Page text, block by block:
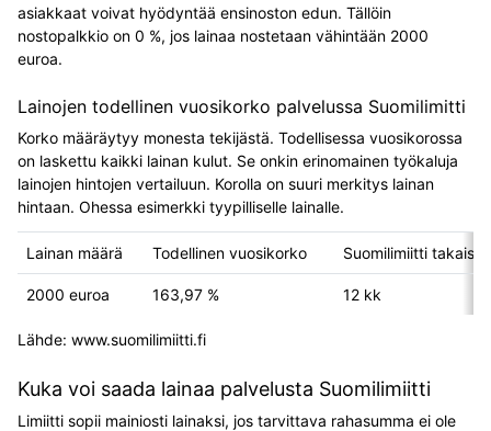
asiakkaat voivat hyödyntää ensinoston edun. Tällöin
nostopalkkio on 0 %, jos lainaa nostetaan vähintään 2000
euroa.
Lainojen todellinen vuosikorko palvelussa Suomilimitti
Korko määräytyy monesta tekijästä. Todellisessa vuosikorossa
on laskettu kaikki lainan kulut. Se onkin erinomainen työkaluja
lainojen hintojen vertailuun. Korolla on suuri merkitys lainan
hintaan. Ohessa esimerkki tyypilliselle lainalle.
Lainan määrä Todellinen vuosikorko Suomilimiitti
2000 euroa 163,97 % 12 kk
Lähde: www.suomilimiitti.fi
Kuka voi saada lainaa palvelusta Suomilimiitti
Limiitti sopii mainiosti lainaksi, jos tarvittava rahasumma ei ole